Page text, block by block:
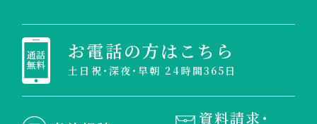
お電話の方はこちら
土日祝・深夜・早朝 24時間365日
資料請求・